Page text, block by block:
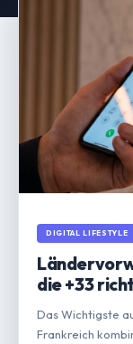
DIGITAL LIFESTYLE
die +33
Das Wichtigste
Frankreich